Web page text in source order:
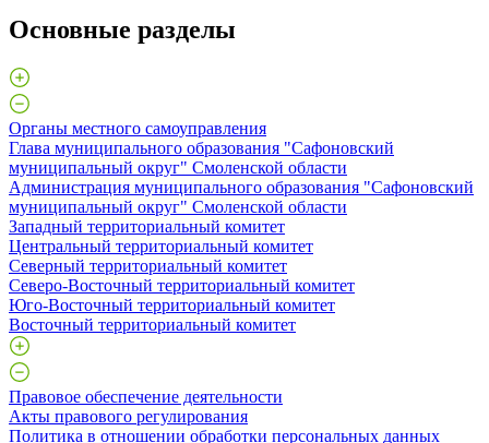
Основные разделы
Органы местного самоуправления
Глава муниципального образования "Сафоновский
муниципальный округ" Смоленской области
Администрация муниципального образования "Сафоновский
муниципальный округ" Смоленской области
Западный территориальный комитет
Центральный территориальный комитет
Северный территориальный комитет
Северо-Восточный территориальный комитет
Юго-Восточный территориальный комитет
Восточный территориальный комитет
Правовое обеспечение деятельности
Акты правового регулирования
Политика в отношении обработки персональных данных